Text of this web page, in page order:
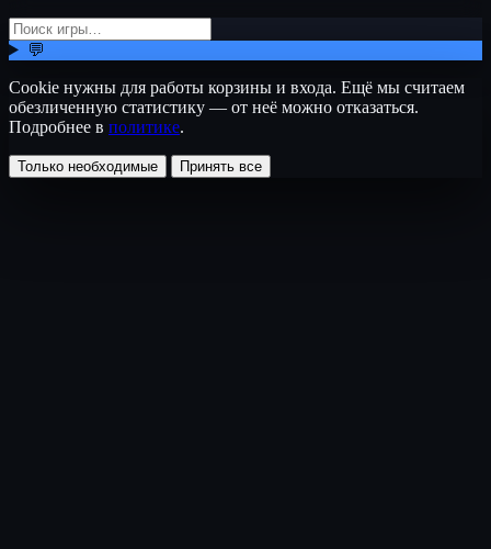
💬
Cookie нужны для работы корзины и входа. Ещё мы считаем
обезличенную статистику — от неё можно отказаться.
Подробнее в политике.
Только необходимые Принять все